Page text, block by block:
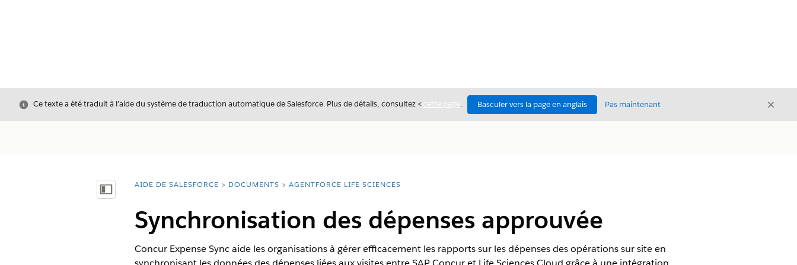
Fermer
Ce texte a été traduit à l’aide du système de traduction automatique de Salesforce. Plus de détails, consultez <cette page . Basculer vers la page en anglais Pas maintenant Fermer
Afficher la table des matières
Vous êtes ici :
AIDE DE SALESFORCE DOCUMENTS AGENTFORCE LIFE SCIENCES
Synchronisation des dépenses approuvée
Concur Expense Sync aide les organisations à gérer efficacement les rapports sur les dépenses des opérations sur site en